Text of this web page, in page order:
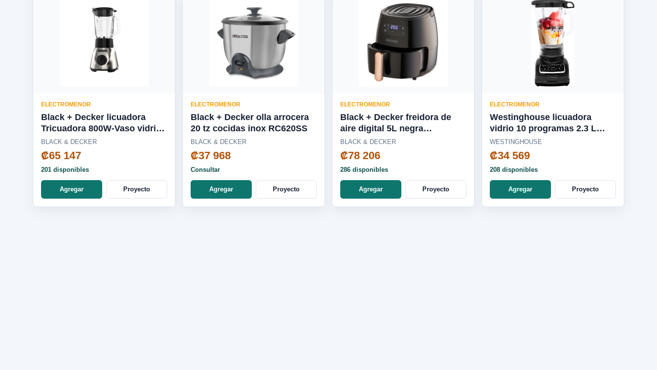
ELECTROMENOR
Black + Decker licuadora
Tricuadora 800W-Vaso vidrio
2 veloc - BL1686-0SDLA
BLACK & DECKER
₡65 147
201 disponibles
Agregar Proyecto
ELECTROMENOR
Black + Decker olla arrocera
20 tz cocidas inox RC620SS
BLACK & DECKER
₡37 968
Consultar
Agregar Proyecto
ELECTROMENOR
Black + Decker freidora de
aire digital 5L negra
HFD5055B
BLACK & DECKER
₡78 206
286 disponibles
Agregar Proyecto
ELECTROMENOR
Westinghouse licuadora
vidrio 10 programas 2.3 L
650W negra - WKBEFL601BK
WESTINGHOUSE
₡34 569
208 disponibles
Agregar Proyecto